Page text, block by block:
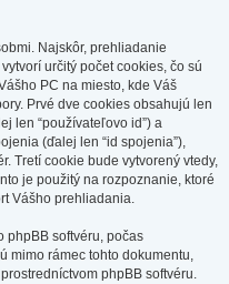
Najskôr, prehliadanie
určitý počet cookies, čo sú
PC na miesto, kde Váš
Prvé dve cookies obsahujú len
len “používateľovo id”) a
(ďalej len “id spojenia”),
Tretí cookie bude vytvorený vtedy,
je použitý na rozpoznanie, ktoré
Vášho prehliadania.
phpBB softvéru, počas
mimo rámec tohto dokumentu,
phpBB softvéru.